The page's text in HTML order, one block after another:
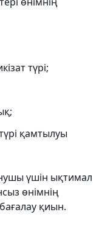
түрі;
қамтылуы
үшін ықтимал
өнімнің
бағалау қиын.